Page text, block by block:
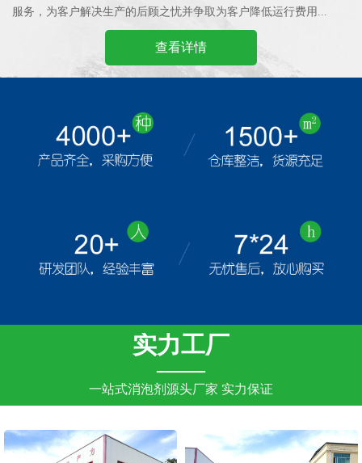
服务，为客户解决生产的后顾之忧并争取为客户降低运行费用...
查看详情
实力工厂
——
一站式消泡剂源头厂家 实力保证